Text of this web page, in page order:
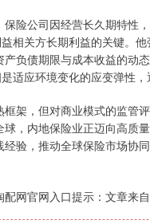
险公司因经营长久期特性
相关方长期利益的关键。
负债期限与成本收益的动
适应环境变化的应变弹性，
架，但对商业模式的监管
，内地保险业正迈向高质
验，推动全球保险市场协
配网官网入口提示：文章来